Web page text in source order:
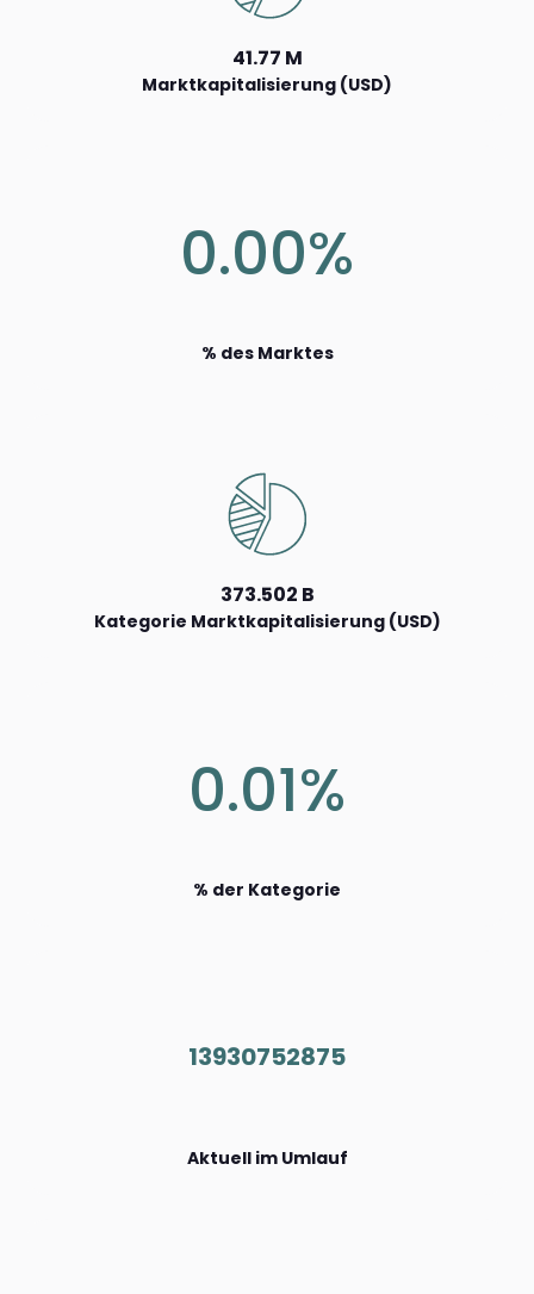
41.77 M
Marktkapitalisierung (USD)
0.00%
% des Marktes
373.502 B
Kategorie Marktkapitalisierung (USD)
0.01%
% der Kategorie
13930752875
Aktuell im Umlauf